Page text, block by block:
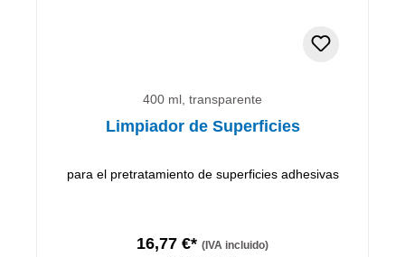
400 ml, transparente
Limpiador de Superficies
para el pretratamiento de superficies adhesivas
16,77 €* (IVA incluido)